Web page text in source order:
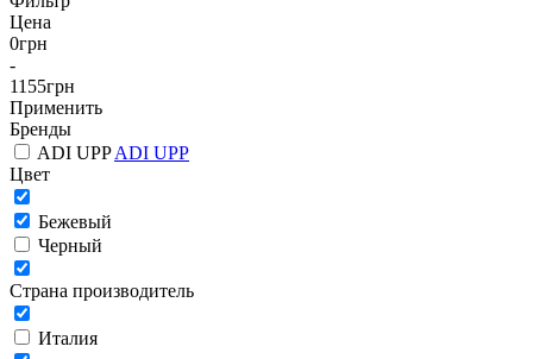
Цена
0грн
-
1155грн
Применить
Бренды
ADI UPPADI UPP
Цвет
Бежевый
Черный
Страна производитель
Италия